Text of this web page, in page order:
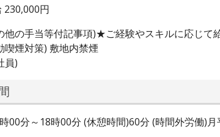
230,000円
他の手当等付記事項)★ご経験やスキルに応じて
喫煙対策) 敷地内禁煙
員)
00分～18時00分 (休憩時間)60分 (時間外労働)